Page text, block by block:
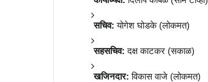
सचिव: योगेश घोडके (लोकमत)
सहसचिव: दक्ष काटकर (सकाळ)
खजिनदार: विकास वाजे (लोकमत)